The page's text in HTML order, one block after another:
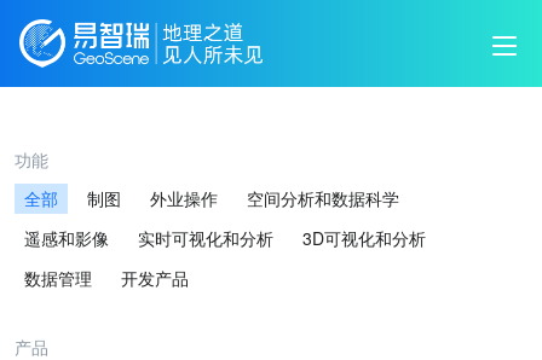
功能
全部
制图 外业操作
空间分析和数据科学
遥感和影像
实时可视化和分析
3D可视化和分析
数据管理
开发产品
产品